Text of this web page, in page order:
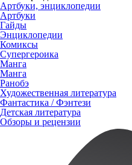
Артбуки, энциклопедии
Артбуки
Гайды
Энциклопедии
Комиксы
Супергероика
Манга
Манга
Ранобэ
Художественная литература
Фантастика / Фэнтези
Детская литература
Обзоры и рецензии